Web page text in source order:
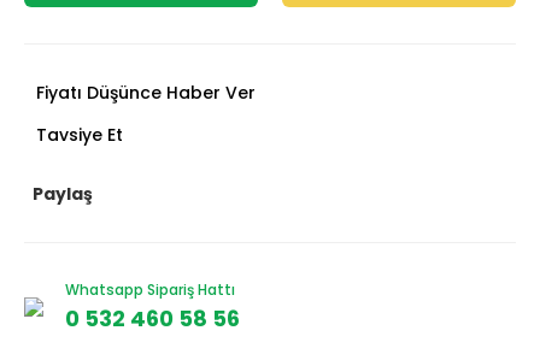
Fiyatı Düşünce Haber Ver
Tavsiye Et
Paylaş
Whatsapp Sipariş Hattı
0 532 460 58 56